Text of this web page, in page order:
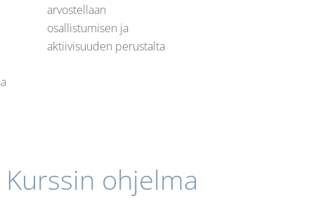
arvostellaan
osallistumisen ja
aktiivisuuden perustalta
Kurssin ohjelma